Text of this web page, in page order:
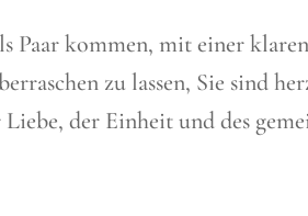
Paar kommen, mit einer
zu lassen, Sie sind
der Einheit und des